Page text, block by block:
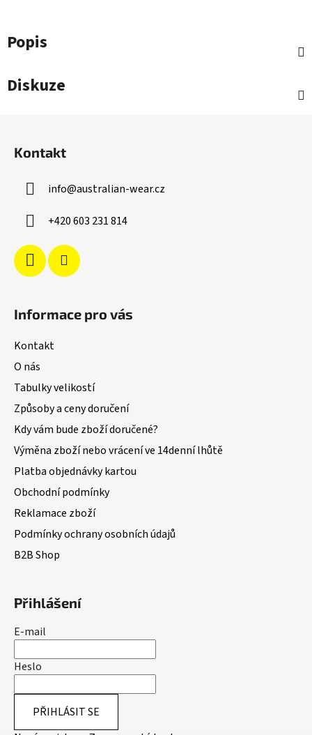
Popis
Diskuze
Kontakt
info@australian-wear.cz
+420 603 231 814
Informace pro vás
Kontakt
O nás
Tabulky velikostí
Způsoby a ceny doručení
Kdy vám bude zboží doručené?
Výměna zboží nebo vrácení ve 14denní lhůtě
Platba objednávky kartou
Obchodní podmínky
Reklamace zboží
Podmínky ochrany osobních údajů
B2B Shop
Přihlášení
E-mail
Heslo
PŘIHLÁSIT SE